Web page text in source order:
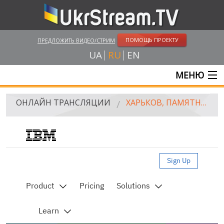
ПРЕДЛОЖИТЬ ВИДЕО/СТРИМ ПОМОЩЬ ПРОЕКТУ
UA RU EN
МЕНЮ
ГЛАВНАЯ
UKRSTREAM.TV
ОНЛАЙН ТРАНСЛЯЦИИ ХАРЬКОВ, ПАМЯТНИК Т.Г. ШЕВЧЕНКО